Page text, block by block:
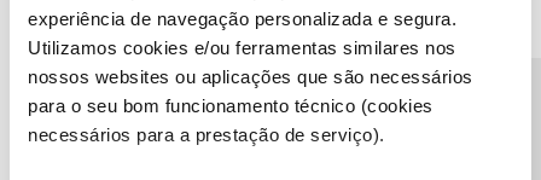
experiência de navegação personalizada e segura.
Utilizamos cookies e/ou ferramentas similares nos
nossos websites ou aplicações que são necessários
para o seu bom funcionamento técnico (cookies
necessários para a prestação de serviço).
Descubra as novidades de junho